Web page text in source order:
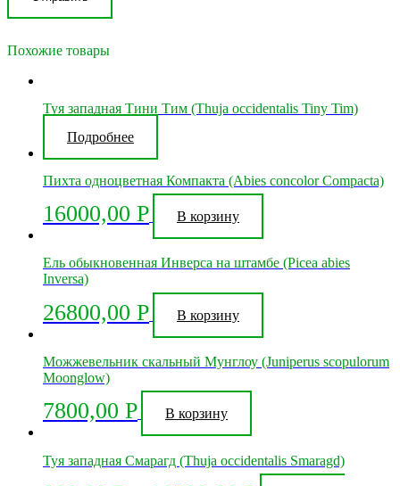
Похожие товары
Туя западная Tини Тим (Thuja occidentalis Tiny Tim)
Подробнее
Пихта одноцветная Компакта (Abies concolor Compacta)
16000,00 Р В корзину
Ель обыкновенная Инверса на штамбе (Picea abies
Inversa)
26800,00 Р В корзину
Можжевельник скальный Мунглоу (Juniperus scopulorum
Moonglow)
7800,00 Р В корзину
Туя западная Смарагд (Thuja occidentalis Smaragd)